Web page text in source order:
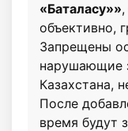
«Баталасу»»
объективно,
Запрещены
нарушающие
Казахстана,
После
время будут